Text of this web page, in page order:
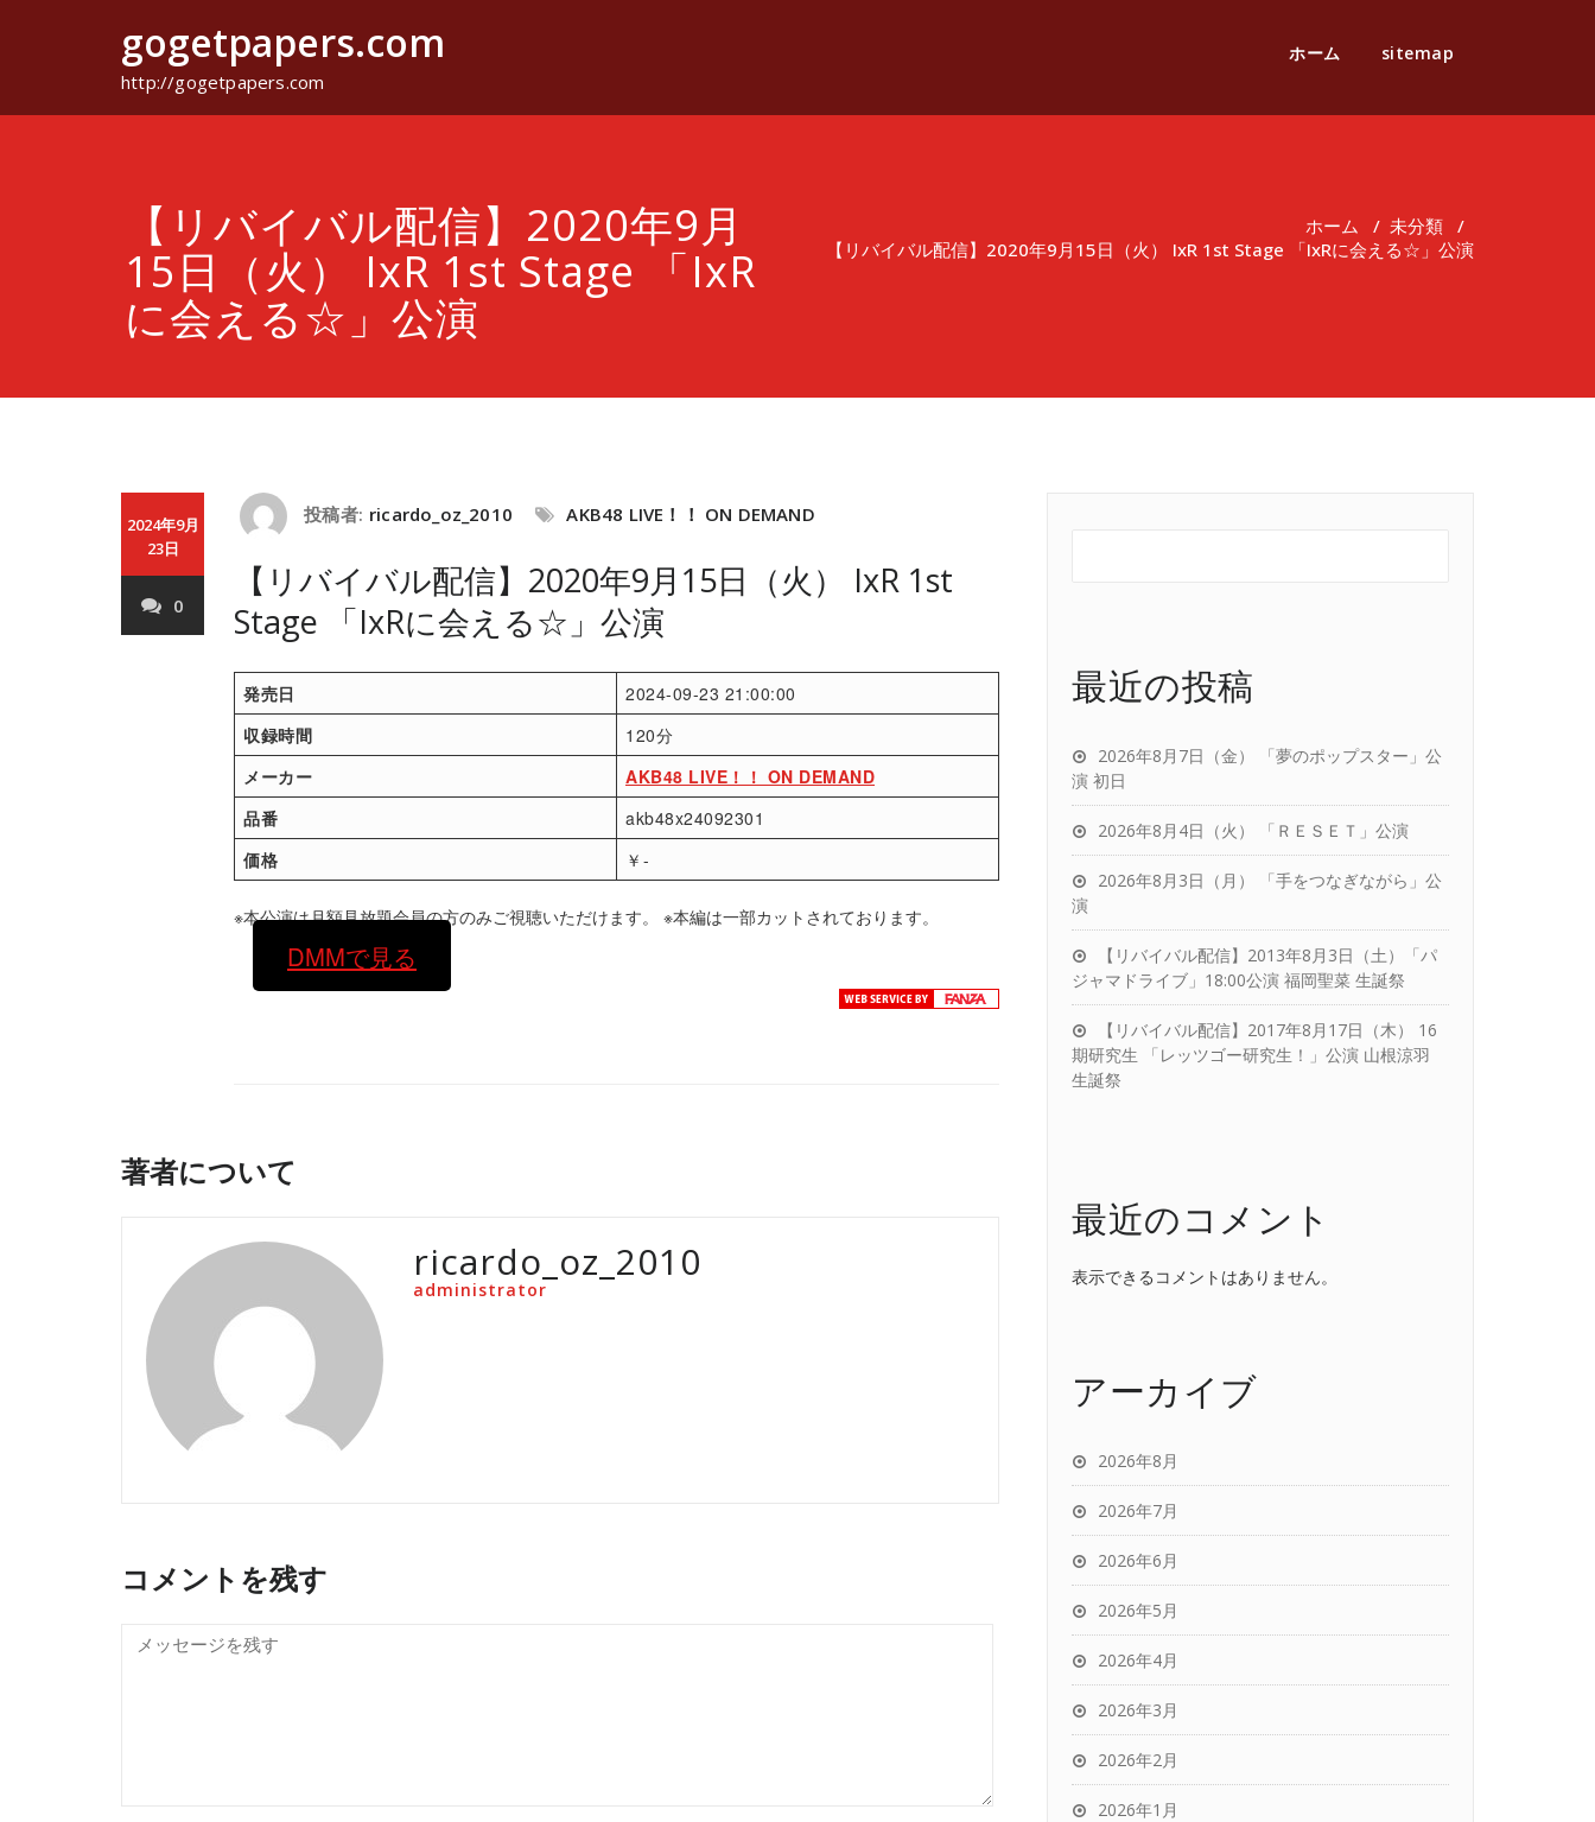
gogetpapers.com
http://gogetpapers.com
ホーム sitemap
【リバイバル配信】2020年9月
15日（火） IxR 1st Stage 「IxR
に会える☆」公演
ホーム / 未分類 /
【リバイバル配信】2020年9月15日（火） IxR 1st Stage 「IxRに会える☆」公演
2024年9月
23日
0
投稿者: ricardo_oz_2010 AKB48 LIVE！！ ON DEMAND
【リバイバル配信】2020年9月15日（火） IxR 1st
Stage 「IxRに会える☆」公演
発売日
2024-09-23 21:00:00
収録時間
120分
メーカー
AKB48 LIVE！！ ON DEMAND
品番
akb48x24092301
価格
￥-
※本公演は月額見放題会員の方のみご視聴いただけます。 ※本編は一部カットされております。
DMMで見る
著者について
ricardo_oz_2010
administrator
コメントを残す
最近の投稿
2026年8月7日（金） 「夢のポップスター」公
演 初日
2026年8月4日（火） 「ＲＥＳＥＴ」公演
2026年8月3日（月） 「手をつなぎながら」公
演
【リバイバル配信】2013年8月3日（土）「パ
ジャマドライブ」18:00公演 福岡聖菜 生誕祭
【リバイバル配信】2017年8月17日（木） 16
期研究生 「レッツゴー研究生！」公演 山根涼羽
生誕祭
最近のコメント
表示できるコメントはありません。
アーカイブ
2026年8月
2026年7月
2026年6月
2026年5月
2026年4月
2026年3月
2026年2月
2026年1月